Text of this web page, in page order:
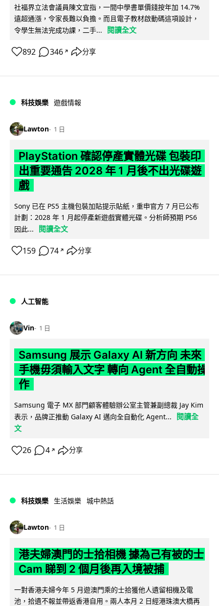
社福界立法會議員陳文宜指，一間中學書單價錢按年加 14.7%
遠超通漲，令家長難以負擔。而且電子教材啟動碼這項設計，
令學生無法完成功課，二手...
閱讀全文
892 346 ↗ 分享
科技娛樂 遊戲情報
Lawton 1 日
PlayStation 確認停產實體光碟 包裝印
出重要通告 2028 年 1 月後不出光碟遊
戲
Sony 已在 PS5 主機包裝加貼提示貼紙，重申官方 7 月已公布
計劃：2028 年 1 月起停產新遊戲實體光碟。分析師預期 PS6
因此...
閱讀全文
159 74 ↗ 分享
人工智能
Vin 1 日
Samsung 展示 Galaxy AI 新方向 未來
手機毋須輸入文字 轉向 Agent 全自動操
作
Samsung 電子 MX 部門顧客體驗辦公室主管兼副總裁 Jay Kim
表示，品牌正推動 Galaxy AI 邁向全自動化 Agent...
閱讀全
文
26 4 ↗ 分享
科技娛樂 生活娛樂 城中熱話
Lawton 1 日
港夫婦澳門的士拾相機 據為己有被的士
Cam 睇到 2 個月後再入境被捕
一對香港夫婦今年 5 月遊澳門乘的士拾獲他人遺留相機及電
池，拾遺不報並帶返香港自用。兩人本月 2 日經港珠澳大橋再